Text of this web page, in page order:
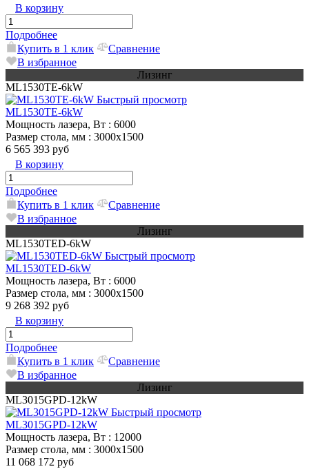
В корзину
Подробнее
Купить в 1 клик
Сравнение
В избранное
Лизинг
МL1530TE-6kW
Быстрый просмотр
МL1530TE-6kW
Мощность лазера, Вт : 6000
Размер стола, мм : 3000х1500
6 565 393 руб
В корзину
Подробнее
Купить в 1 клик
Сравнение
В избранное
Лизинг
МL1530TED-6kW
Быстрый просмотр
МL1530TED-6kW
Мощность лазера, Вт : 6000
Размер стола, мм : 3000х1500
9 268 392 руб
В корзину
Подробнее
Купить в 1 клик
Сравнение
В избранное
Лизинг
ML3015GPD-12kW
Быстрый просмотр
ML3015GPD-12kW
Мощность лазера, Вт : 12000
Размер стола, мм : 3000х1500
11 068 172 руб